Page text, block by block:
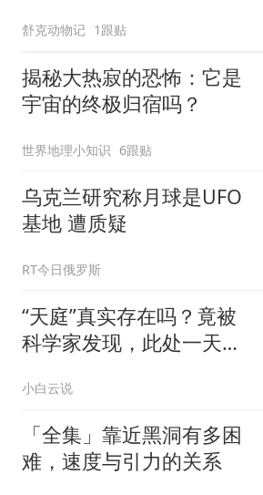
舒克动物记 1跟贴
揭秘大热寂的恐怖：它是
宇宙的终极归宿吗？
世界地理小知识 6跟贴
乌克兰研究称月球是UFO
基地 遭质疑
RT今日俄罗斯
“天庭”真实存在吗？竟被
科学家发现，此处一天等
小白云说
「全集」靠近黑洞有多困
难，速度与引力的关系